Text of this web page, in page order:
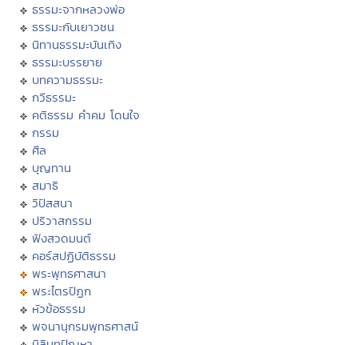
ธรรมะจากหลวงพ่อ
ธรรมะกับเยาวชน
นิทานธรรมะบันเทิง
ธรรมะบรรยาย
บทความธรรมะ
กวีธรรมะ
คติธรรม คำคม โดนใจ
กรรม
ศีล
บุญทาน
สมาธิ
วิปัสสนา
ปริวาสกรรม
ฟังสวดมนต์
คอร์สปฏิบัติธรรม
พระพุทธศาสนา
พระไตรปิฏก
หัวข้อธรรม
พจนานุกรมพุทธศาสน์